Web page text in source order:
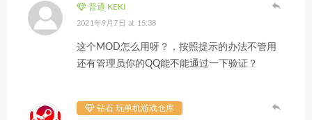
普通 KEKI
2021年9月7日 at 15:38
这个MOD怎么用呀？，按照提示的办法不管用
还有管理员你的QQ能不能通过一下验证？
钻石 玩单机游戏仓库